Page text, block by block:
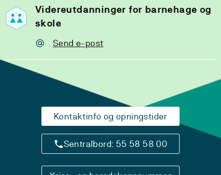
Videreutdanninger for barnehage og
skole
Send e-post
Kontaktinfo og opningstider
Sentralbord: 55 58 58 00